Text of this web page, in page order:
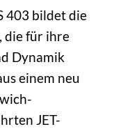
403 bildet die
die für ihre
Dynamik
einem neu
JET-